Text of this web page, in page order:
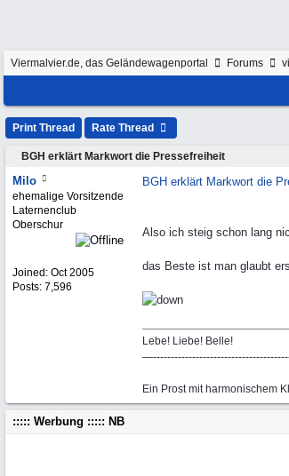
Viermalvier.de, das Geländewagenportal Forums
Print Thread Rate Thread
BGH erklärt Markwort die Pressefreiheit
Milo
ehemalige Vorsitzende
Laternenclub
Oberschur
Joined: Oct 2005
Posts: 7,596
BGH erklärt Markwort die
Also ich steig schon lang
das Beste ist man glaubt
Lebe! Liebe! Belle!
Ein Prost mit harmonischem
::::: Werbung ::::: NB